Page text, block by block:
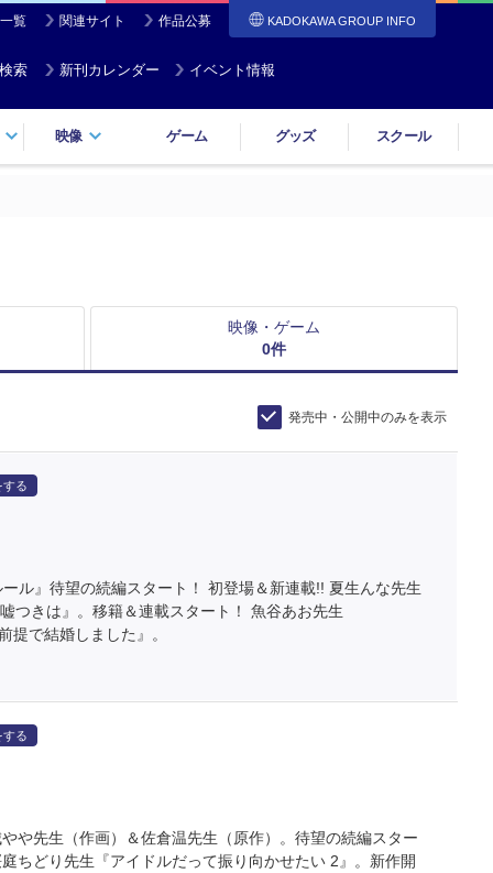
覧 関連サイト 作品公募 KADOKAWA GROUP INFO
索 新刊カレンダー イベント情報
映像 ゲーム グッズ スクール
映像・ゲーム
0件
発売中・公開中のみを表示
する
ル』待望の続編スタート！ 初登場＆新連載!! 夏生んな先生
つきは』。移籍＆連載スタート！ 魚谷あお先生
で結婚しました』。
する
先生（作画）＆佐倉温先生（原作）。待望の続編スター
ちどり先生『アイドルだって振り向かせたい 2』。新作開